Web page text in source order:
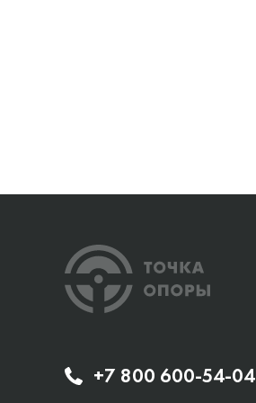
+7 800 600-54-04